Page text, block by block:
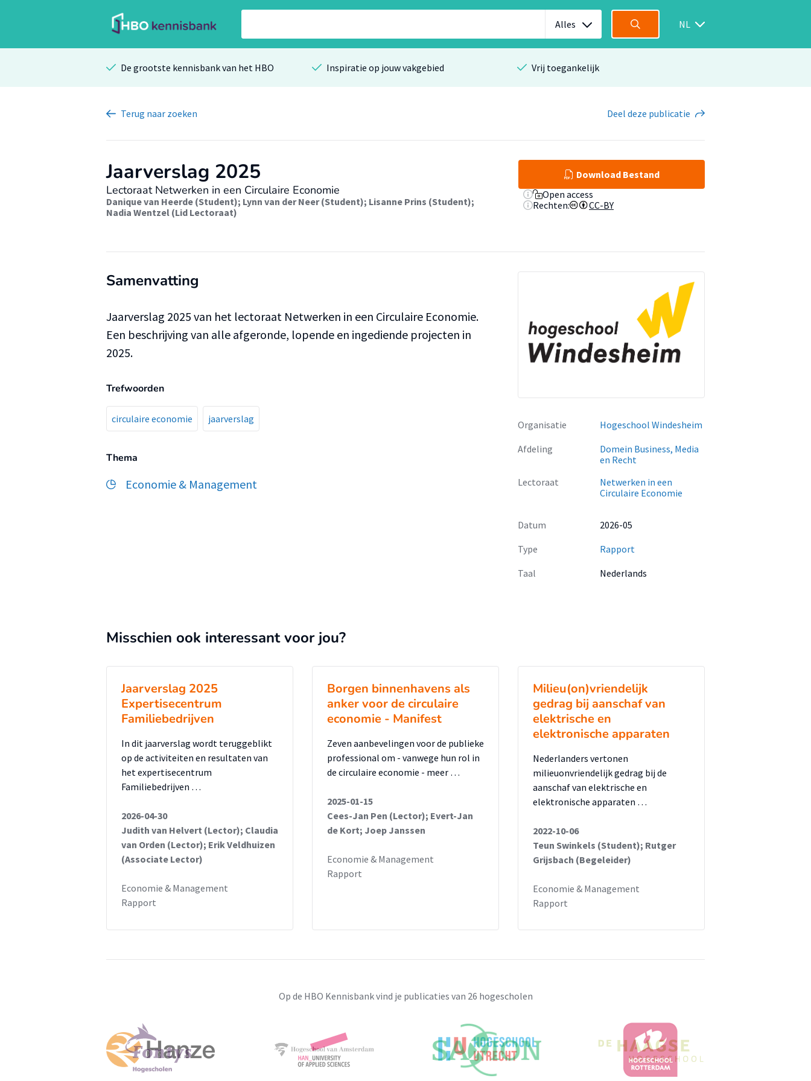
Alles NL
De grootste kennisbank van het HBO Inspiratie op jouw vakgebied Vrij toegankelijk
Terug naar zoeken Deel deze publicatie
Jaarverslag 2025
Lectoraat Netwerken in een Circulaire Economie
Danique van Heerde (Student); Lynn van der Neer (Student); Lisanne Prins (Student);
Nadia Wentzel (Lid Lectoraat)
Download Bestand
Open access
Rechten:
CC-BY
Samenvatting
Jaarverslag 2025 van het lectoraat Netwerken in een Circulaire Economie.
Een beschrijving van alle afgeronde, lopende en ingediende projecten in
2025.
Trefwoorden
circulaire economie jaarverslag
Thema
Economie & Management
Organisatie
Hogeschool Windesheim
Afdeling
Domein Business, Media
en Recht
Lectoraat
Netwerken in een
Circulaire Economie
Datum
2026-05
Type
Rapport
Taal
Nederlands
Misschien ook interessant voor jou?
Jaarverslag 2025
Expertisecentrum
Familiebedrijven
In dit jaarverslag wordt teruggeblikt
op de activiteiten en resultaten van
het expertisecentrum
Familiebedrijven …
2026-04-30
Judith van Helvert (Lector); Claudia
van Orden (Lector); Erik Veldhuizen
(Associate Lector)
Economie & Management
Rapport
Borgen binnenhavens als
anker voor de circulaire
economie - Manifest
Zeven aanbevelingen voor de publieke
professional om - vanwege hun rol in
de circulaire economie - meer …
2025-01-15
Cees-Jan Pen (Lector); Evert-Jan
de Kort; Joep Janssen
Economie & Management
Rapport
Milieu(on)vriendelijk
gedrag bij aanschaf van
elektrische en
elektronische apparaten
Nederlanders vertonen
milieuonvriendelijk gedrag bij de
aanschaf van elektrische en
elektronische apparaten …
2022-10-06
Teun Swinkels (Student); Rutger
Grijsbach (Begeleider)
Economie & Management
Rapport
Op de HBO Kennisbank vind je publicaties van 26 hogescholen